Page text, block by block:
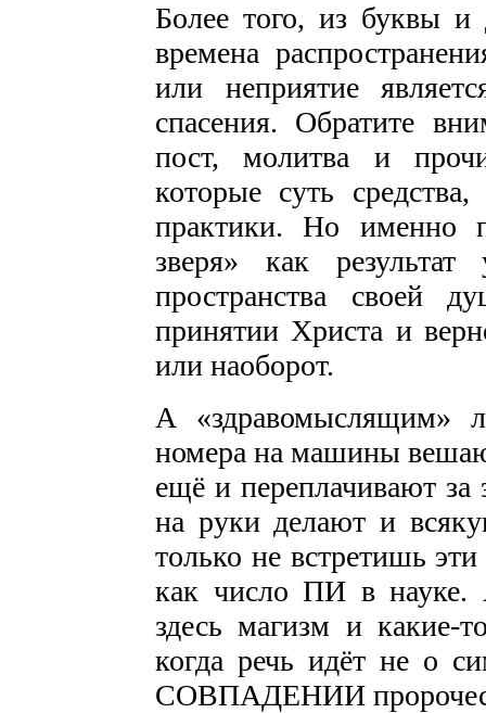
Более того, из буквы и
времена
или неприятие
спасения. Обратите
пост, молитва и
которые суть
практики. Но именно
зверя» как результат
пространства своей
принятии Христа и
или наоборот.
А «здравомыслящим»
номера на машины
ещё и переплачивают
на руки делают и
только не встретишь
как число ПИ в
здесь магизм и
когда речь идёт не о
СОВПАДЕНИИ